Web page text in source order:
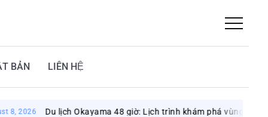
BẢN LIÊN HỆ
lịch Okayama 48 giờ: Lịch trình khám phá vùng đất mặt trời